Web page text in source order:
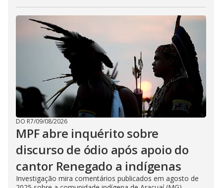
DO R7/09/08/2026
MPF abre inquérito sobre
discurso de ódio após apoio do
cantor Renegado a indígenas
Investigação mira comentários publicados em agosto de